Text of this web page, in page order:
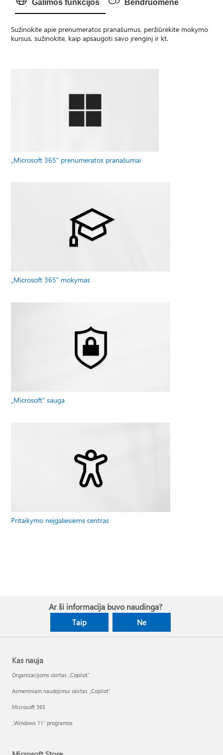
Galimos funkcijos Bendruomenė
Sužinokite apie prenumeratos pranašumus, peržiūrėkite mokymo
kursus, sužinokite, kaip apsaugoti savo įrenginį ir kt.
„Microsoft 365“ prenumeratos pranašumai
„Microsoft 365“ mokymas
„Microsoft“ sauga
Pritaikymo neįgaliesiems centras
Ar ši informacija buvo naudinga?
Taip Ne
Kas nauja
Organizacijoms skirtas „Copilot“
Asmeniniam naudojimui skirtas „Copilot“
Microsoft 365
„Windows 11“ programos